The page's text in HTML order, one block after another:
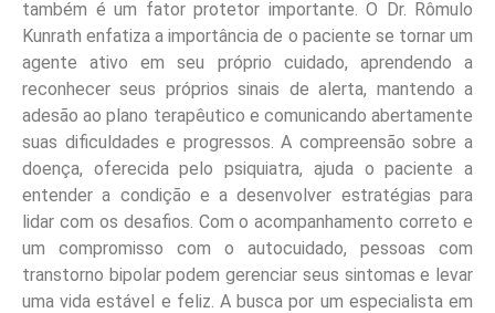
também é um fator protetor importante. O Dr. Rômulo
Kunrath enfatiza a importância de o paciente se tornar um
agente ativo em seu próprio cuidado, aprendendo a
reconhecer seus próprios sinais de alerta, mantendo a
adesão ao plano terapêutico e comunicando abertamente
suas dificuldades e progressos. A compreensão sobre a
doença, oferecida pelo psiquiatra, ajuda o paciente a
entender a condição e a desenvolver estratégias para
lidar com os desafios. Com o acompanhamento correto e
um compromisso com o autocuidado, pessoas com
transtorno bipolar podem gerenciar seus sintomas e levar
uma vida estável e feliz. A busca por um especialista em